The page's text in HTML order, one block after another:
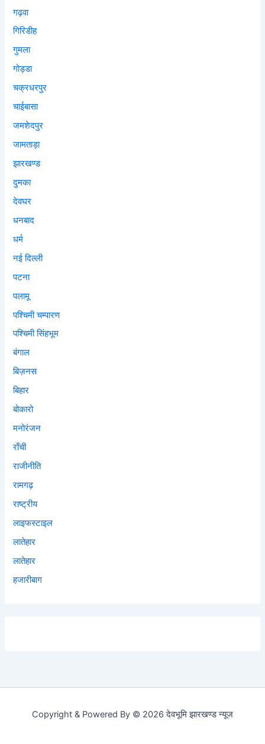
गढ़वा
गिरिडीह
गुमला
गोड्डा
चक्रधरपुर
चाईबासा
जमशेदपुर
जामताड़ा
झारखण्ड
दुमका
देवघर
धनबाद
धर्म
नई दिल्ली
पटना
पलामू
पश्चिमी चम्पारण
पश्चिमी सिंहभूम
बंगाल
बिज़नस
बिहार
बोकारो
मनोरंजन
राँची
राजीनीति
रामगढ़
राष्ट्रीय
लाइफस्टाइल
लातेहार
लातेहार
हजारीबाग
Copyright & Powered By © 2026 देवभूमि झारखण्ड न्यूज